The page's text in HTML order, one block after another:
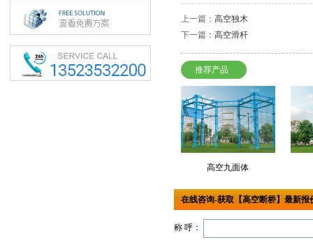
上一篇： 高空独木
下一篇： 高空滑杆
推荐产品
高空九面体
在线咨询-获取【高空断桥】最新报
称 呼：